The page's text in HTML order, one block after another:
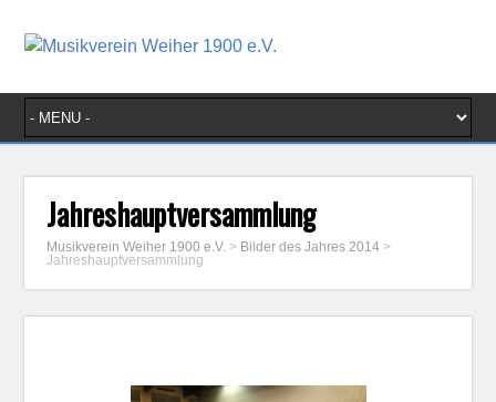
Jahreshauptversammlung
Musikverein Weiher 1900 e.V. > Bilder des Jahres 2014 >
Jahreshauptversammlung